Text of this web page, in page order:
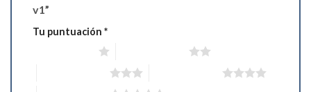
v1”
Tu puntuación *